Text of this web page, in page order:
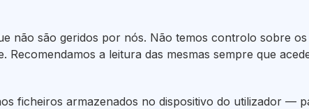
não são geridos por nós. Não temos controlo sobre
a leitura das mesmas sempre que
ficheiros armazenados no dispositivo do utilizador —